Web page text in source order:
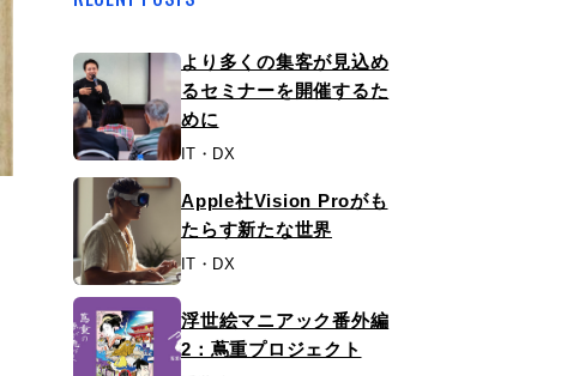
より多くの集客が見込め
るセミナーを開催するた
めに
IT・DX
Apple社Vision Proがも
たらす新たな世界
IT・DX
浮世絵マニアック番外編
2：蔦重プロジェクト